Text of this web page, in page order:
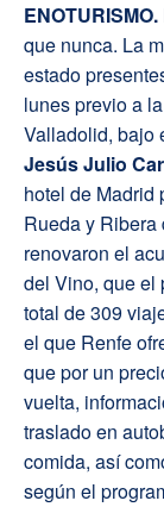
ENOTURISMO.
que nunca. La
estado
lunes previo a
Valladolid, bajo
Jesús Julio
hotel de Madrid
Rueda y Ribera
renovaron el
del Vino, que el
total de 309
el que Renfe
que por un
vuelta,
traslado en
comida, así
según el